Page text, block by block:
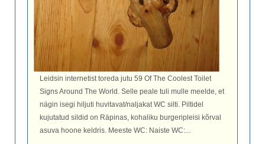
Leidsin internetist toreda jutu 59 Of The Coolest Toilet
Signs Around The World. Selle peale tuli mulle meelde, et
nägin isegi hiljuti huvitavat/naljakat WC silti. Piltidel
kujutatud sildid on Räpinas, kohaliku burgeripleisi kõrval
asuva hoone keldris. Meeste WC: Naiste WC:...